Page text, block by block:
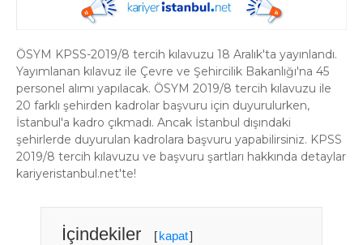
ÖSYM KPSS-2019/8 tercih kılavuzu 18 Aralık'ta yayınlandı.
Yayımlanan kılavuz ile Çevre ve Şehircilik Bakanlığı'na 45
personel alımı yapılacak. ÖSYM 2019/8 tercih kılavuzu ile
20 farklı şehirden kadrolar başvuru için duyurulurken,
İstanbul'a kadro çıkmadı. Ancak İstanbul dışındaki
şehirlerde duyurulan kadrolara başvuru yapabilirsiniz. KPSS
2019/8 tercih kılavuzu ve başvuru şartları hakkında detaylar
kariyeristanbul.net'te!
İçindekiler [kapat]